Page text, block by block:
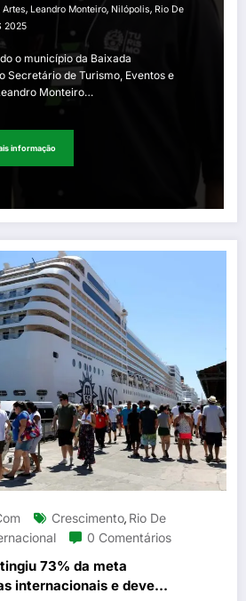
Artes, Leandro Monteiro, Nilópolis, Rio De
2025
o município da Baixada
Secretário de Turismo, Eventos e
Monteiro…
informação
Crescimento, Rio De
0 Comentários
73% da meta
internacionais e deve